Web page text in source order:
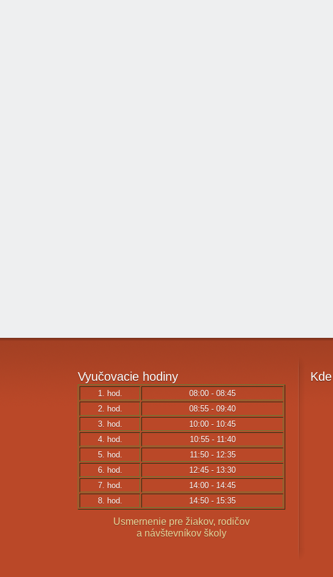
Vyučovacie hodiny
1. hod.
08:00 - 08:45
2. hod.
08:55 - 09:40
3. hod.
10:00 - 10:45
4. hod.
10:55 - 11:40
5. hod.
11:50 - 12:35
6. hod.
12:45 - 13:30
7. hod.
14:00 - 14:45
8. hod.
14:50 - 15:35
Usmernenie pre žiakov, rodičov
a návštevníkov školy
Kde